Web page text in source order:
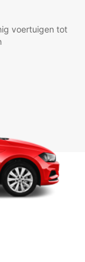
voertuigen tot